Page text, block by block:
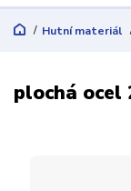
Hutní materiál
plochá ocel